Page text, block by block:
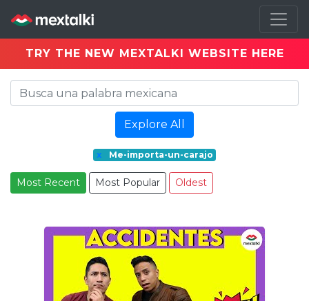
TRY THE NEW MEXTALKI WEBSITE HERE
Explore All
x Me-importa-un-carajo
Most Recent Most Popular Oldest